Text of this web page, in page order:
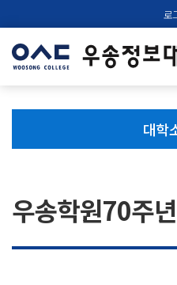
로
대학
우송학원70주